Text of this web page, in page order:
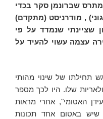
שברונמן סקר בכדי
, מודרניסט (מתקדם)
שציינתי שנמדד על פי
עצמה עשוי להעיד על
תחילתו של שינוי מהותי
שלו. היו לכך מספר
האטומי", אחרי מראות
שיש באטום אחד תכונות